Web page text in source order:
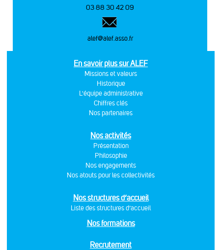
03 88 30 42 09
alef@alef.asso.fr
En savoir plus sur ALEF
Missions et valeurs
Historique
L'équipe administrative
Chiffres clés
Nos partenaires
Nos activités
Présentation
Philosophie
Nos engagements
Nos atouts pour les collectivités
Nos structures d’accueil
Liste des structures d’accueil
Nos formations
Recrutement